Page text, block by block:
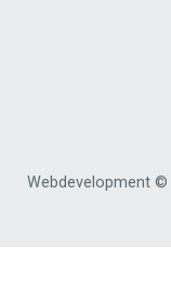
Webdevelopment ©